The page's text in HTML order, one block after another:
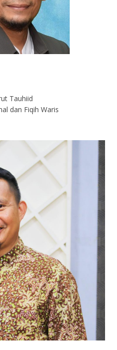
Tauhiid
dan Fiqih Waris